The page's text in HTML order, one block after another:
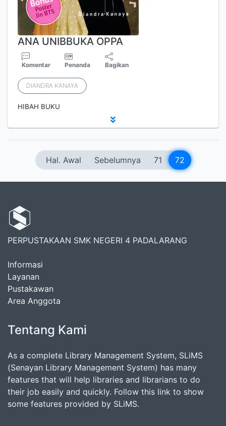
ANA UNIBBUKA OPPA
Komentar Penanda Bagikan
DIANDRA KANAYA
HIBAH BUKU
Hal. Awal Sebelumnya 71 72
PERPUSTAKAAN SMK NEGERI 4 PADALARANG
Informasi
Layanan
Pustakawan
Area Anggota
Tentang Kami
As a complete Library Management System, SLiMS
(Senayan Library Management System) has many
features that will help libraries and librarians to do
their job easily and quickly. Follow this link to show
some features provided by SLiMS.